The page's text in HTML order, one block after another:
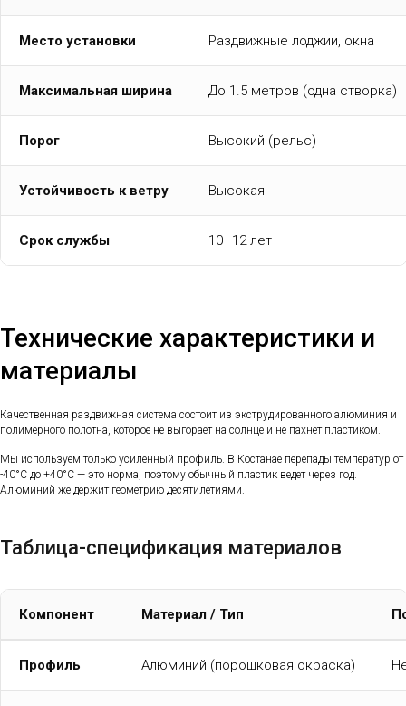
Место установки Раздвижные лоджии, окна
Максимальная ширина До 1.5 метров (одна створка)
Порог Высокий (рельс)
Устойчивость к ветру Высокая
Срок службы 10–12 лет
Технические характеристики и
материалы
Качественная раздвижная система состоит из экструдированного алюминия и
полимерного полотна, которое не выгорает на солнце и не пахнет пластиком.
Мы используем только усиленный профиль. В Костанае перепады температур от
-40°C до +40°C — это норма, поэтому обычный пластик ведет через год.
Алюминий же держит геометрию десятилетиями.
Таблица-спецификация материалов
Компонент Материал / Тип
Профиль Алюминий (порошковая окраска)